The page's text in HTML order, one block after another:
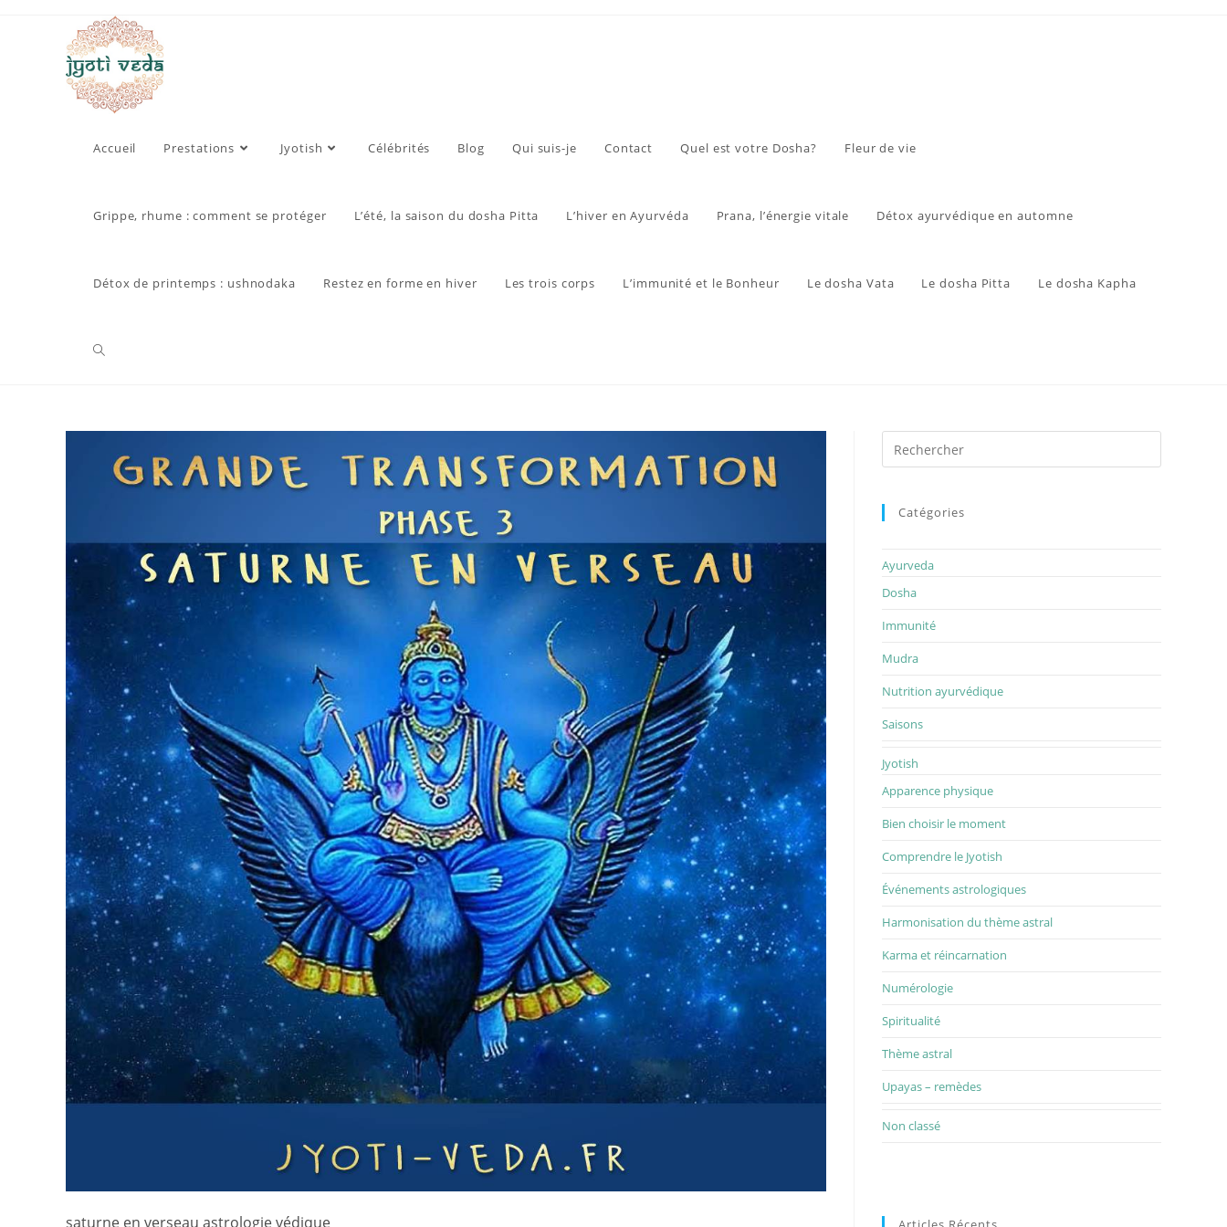
Accueil Prestations Jyotish Célébrités Blog Qui suis-je Contact Quel est votre Dosha? Fleur de vie
Grippe, rhume : comment se protéger L’été, la saison du dosha Pitta L’hiver en Ayurvéda Prana, l’énergie vitale Détox ayurvédique en automne
Détox de printemps : ushnodaka Restez en forme en hiver Les trois corps L’immunité et le Bonheur Le dosha Vata Le dosha Pitta Le dosha Kapha
saturne en verseau astrologie védique
Rechercher
sur
siteCatégories
Ayurveda
Dosha
Immunité
Mudra
Nutrition ayurvédique
Saisons
Jyotish
Apparence physique
Bien choisir le moment
Comprendre le Jyotish
Événements astrologiques
Harmonisation du thème astral
Karma et réincarnation
Numérologie
Spiritualité
Thème astral
Upayas – remèdes
Non classé